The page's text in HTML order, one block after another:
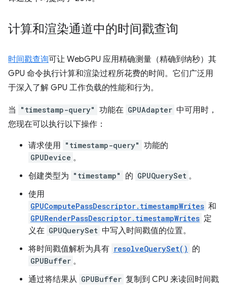
计算和渲染通道中的时间戳查询
时间戳查询可让 WebGPU 应用精确测量（精确到纳秒）其
GPU 命令执行计算和渲染过程所花费的时间。它们广泛用
于深入了解 GPU 工作负载的性能和行为。
当 "timestamp-query" 功能在 GPUAdapter 中可用时，
您现在可以执行以下操作：
请求使用 "timestamp-query" 功能的
GPUDevice 。
创建类型为 "timestamp" 的 GPUQuerySet 。
使用
GPUComputePassDescriptor.timestampWrites 和
GPURenderPassDescriptor.timestampWrites 定
义在 GPUQuerySet 中写入时间戳值的位置。
将时间戳值解析为具有 resolveQuerySet() 的
GPUBuffer 。
通过将结果从 GPUBuffer 复制到 CPU 来读回时间戳